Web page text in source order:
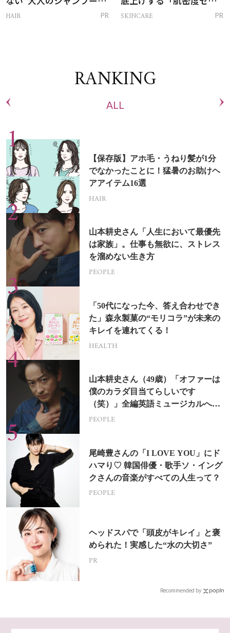
トリートメントって？
HAIR PR
ム」
SKINCARE PR
RANKING
ALL
【保存版】アホ毛・うねり髪が1分
でなかったことに！猛暑のお助けヘ
アアイテム16選
HAIR
山本耕史さん「人生において最優先
は家族」。仕事も無欲に、ストレス
を溜めない生き方
PEOPLE
「50代になった今、答え合わせでき
た」森永製菓の“モリコラ”が未来の
キレイを連れてくる！
HEALTH
山本耕史さん（49歳）「オファーは
僕のカラダ目当てらしいです
（笑）」全編英語ミュージカルへの
挑戦
PEOPLE
尾崎豊さんの「I LOVE YOU」にド
ハマり♡ 韓国俳優・歌手ソ・イング
クさんの音楽がすべての人生って？
PEOPLE
ヘッドスパで「頭皮がキレイ」と褒
められた！実感した“水の大切さ”
PR
Recommended by